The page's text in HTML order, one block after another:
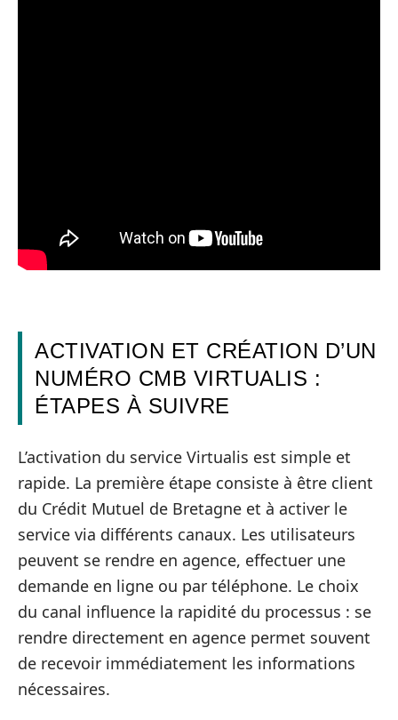
ACTIVATION ET CRÉATION D’UN
NUMÉRO CMB VIRTUALIS :
ÉTAPES À SUIVRE
L’activation du service Virtualis est simple et
rapide. La première étape consiste à être client
du Crédit Mutuel de Bretagne et à activer le
service via différents canaux. Les utilisateurs
peuvent se rendre en agence, effectuer une
demande en ligne ou par téléphone. Le choix
du canal influence la rapidité du processus : se
rendre directement en agence permet souvent
de recevoir immédiatement les informations
nécessaires.